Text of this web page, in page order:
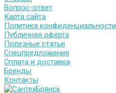
Вопрос-ответ
Карта сайта
Политика конфиденциальности
Публичная оферта
Полезные статьи
Спецпредложения
Оплата и доставка
Бренды
Контакты